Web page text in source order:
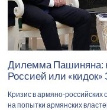
Дилемма Пашиняна:
Россией или «кидок»
Кризис в армяно-
на попытки армянских